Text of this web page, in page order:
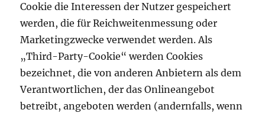
Cookie die Interessen der Nutzer gespeichert
werden, die für Reichweitenmessung oder
Marketingzwecke verwendet werden. Als
„Third-Party-Cookie“ werden Cookies
bezeichnet, die von anderen Anbietern als dem
Verantwortlichen, der das Onlineangebot
betreibt, angeboten werden (andernfalls, wenn